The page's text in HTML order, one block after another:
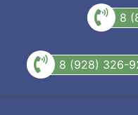
8
8 (928) 326-